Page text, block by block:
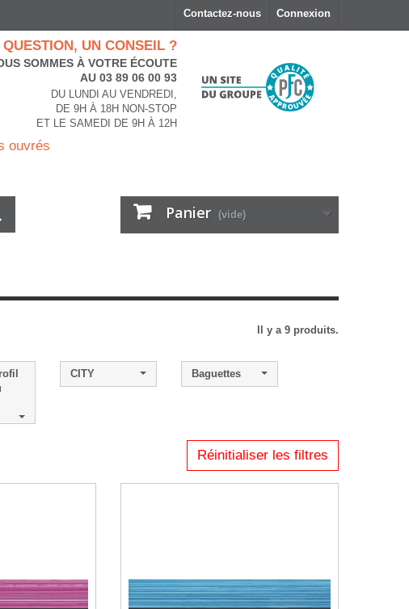
Connexion
Contactez-nous
QUESTION, UN CONSEIL ?
SOMMES À VOTRE ÉCOUTE
AU 03 89 06 00 93
DU LUNDI AU VENDREDI,
DE 9H À 18H NON-STOP
ET LE SAMEDI DE 9H À 12H
ouvrés
Panier (vide)
Il y a 9 produits.
CITY Baguettes
Réinitialiser les filtres